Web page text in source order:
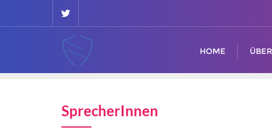
HOME
SprecherInnen